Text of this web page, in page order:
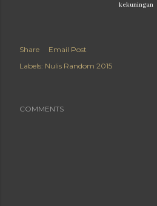
kekuningan
Share
Email Post
Labels: Nulis Random 2015
COMMENTS